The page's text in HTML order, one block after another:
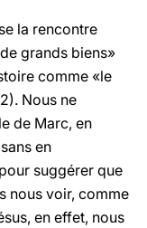
la rencontre
grands biens»
comme «le
Nous ne
de Marc, en
en
suggérer que
nous voir, comme
en effet, nous